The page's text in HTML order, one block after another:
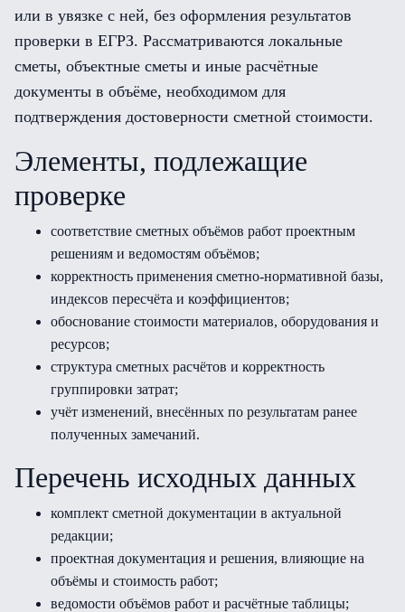
или в увязке с ней, без оформления результатов
проверки в ЕГРЗ. Рассматриваются локальные
сметы, объектные сметы и иные расчётные
документы в объёме, необходимом для
подтверждения достоверности сметной стоимости.
Элементы, подлежащие
проверке
соответствие сметных объёмов работ проектным
решениям и ведомостям объёмов;
корректность применения сметно-нормативной базы,
индексов пересчёта и коэффициентов;
обоснование стоимости материалов, оборудования и
ресурсов;
структура сметных расчётов и корректность
группировки затрат;
учёт изменений, внесённых по результатам ранее
полученных замечаний.
Перечень исходных данных
комплект сметной документации в актуальной
редакции;
проектная документация и решения, влияющие на
объёмы и стоимость работ;
ведомости объёмов работ и расчётные таблицы;